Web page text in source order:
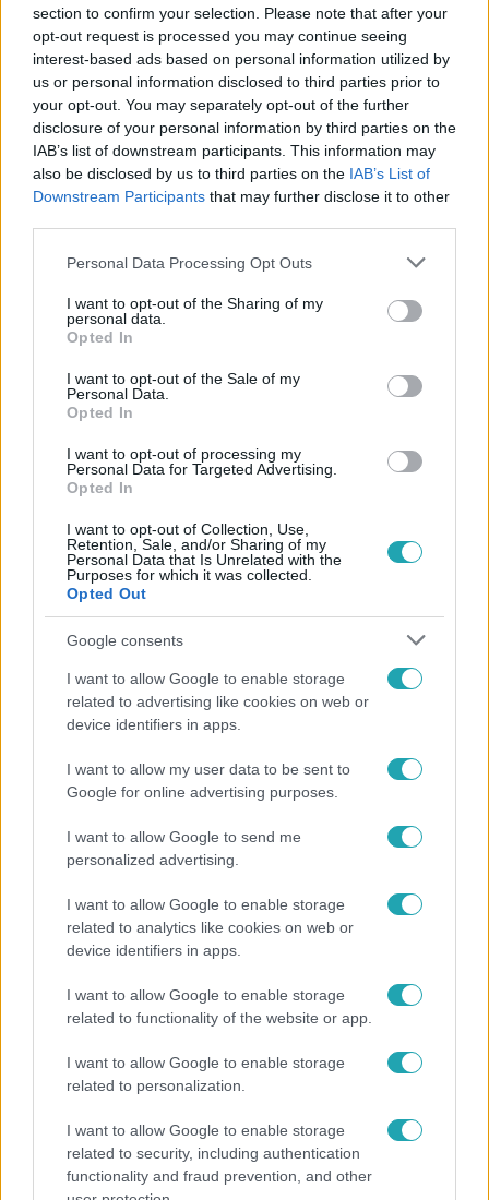
section to confirm your selection. Please note that after your
opt-out request is processed you may continue seeing
interest-based ads based on personal information utilized by
us or personal information disclosed to third parties prior to
your opt-out. You may separately opt-out of the further
disclosure of your personal information by third parties on the
IAB’s list of downstream participants. This information may
also be disclosed by us to third parties on the IAB’s List of
Downstream Participants that may further disclose it to other
Please note that this website/app uses one or more Google
not limited to your visit or usage behaviour. You may click to
grant or deny consent to Google and its third-party tags to
use your data for below specified purposes in below Google
consent section.
Personal Data Processing Opt Outs
I want to opt-out of the Sharing of my
personal data.
Opted In
I want to opt-out of the Sale of my
Personal Data.
Opted In
I want to opt-out of processing my
Personal Data for Targeted Advertising.
Opted In
I want to opt-out of Collection, Use,
Retention, Sale, and/or Sharing of my
Personal Data that Is Unrelated with the
Purposes for which it was collected.
Opted Out
Google consents
I want to allow Google to enable storage
related to advertising like cookies on web or
device identifiers in apps.
I want to allow my user data to be sent to
Google for online advertising purposes.
I want to allow Google to send me
personalized advertising.
I want to allow Google to enable storage
related to analytics like cookies on web or
device identifiers in apps.
I want to allow Google to enable storage
related to functionality of the website or app.
I want to allow Google to enable storage
related to personalization.
I want to allow Google to enable storage
related to security, including authentication
functionality and fraud prevention, and other
BELFÖLD VÁLASZTÁS 2022 VÁLASZTÁS
#ORSZÁGGYŰLÉSI VÁLASZTÁS #VÁLASZTÁSI ÉRTESÍTŐ
Népszerű
Generációk együtt éneklik Bródy János legendás
slágerét – elkészült az új klip
Mindössze 214-en élnek a borsodi zsákfaluban,